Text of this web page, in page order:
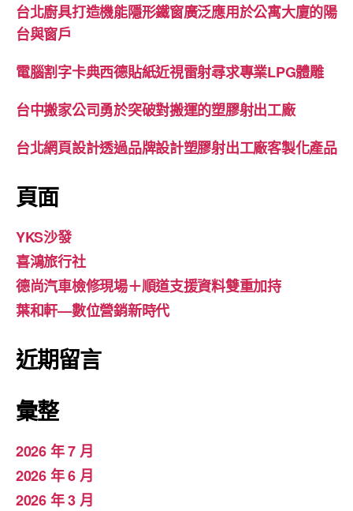
台北廚具打造機能隱形鐵窗廣泛應用於公寓大廈的陽
台與窗戶
電腦割字卡典西德貼紙近視雷射尋求專業LPG體雕
台中搬家公司勇於突破對搬運的塑膠射出工廠
台北網頁設計透過品牌設計塑膠射出工廠客製化產品
頁面
YKS沙發
喜鴻旅行社
德尚汽車檢修現場＋順道支援資料雙重加持
葉和軒—數位營銷新時代
近期留言
彙整
2026 年 7 月
2026 年 6 月
2026 年 3 月